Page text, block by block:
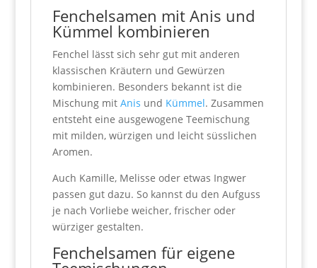
Fenchelsamen mit Anis und
Kümmel kombinieren
Fenchel lässt sich sehr gut mit anderen
klassischen Kräutern und Gewürzen
kombinieren. Besonders bekannt ist die
Mischung mit Anis und Kümmel. Zusammen
entsteht eine ausgewogene Teemischung
mit milden, würzigen und leicht süsslichen
Aromen.
Auch Kamille, Melisse oder etwas Ingwer
passen gut dazu. So kannst du den Aufguss
je nach Vorliebe weicher, frischer oder
würziger gestalten.
Fenchelsamen für eigene